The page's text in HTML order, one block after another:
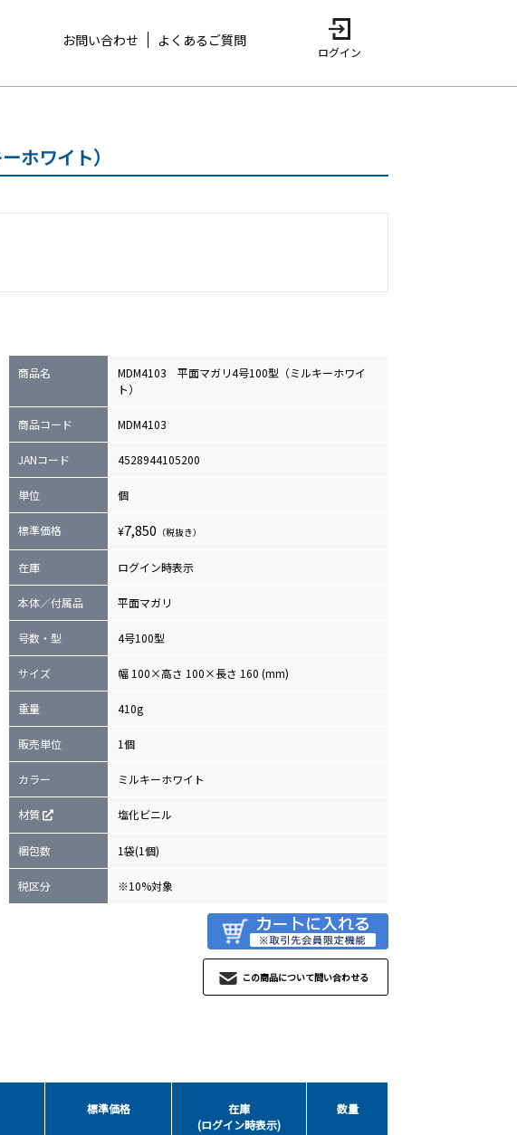
お問い合わせ よくあるご質問
ログイン
ホワイト）
商品名
MDM4103 平面マガリ4号100型（ミルキーホワイ
ト）
商品コード MDM4103
JANコード 4528944105200
単位 個
標準価格 ¥7,850 （税抜き）
在庫 ログイン時表示
本体／付属品 平面マガリ
号数・型 4号100型
サイズ 幅 100×高さ 100×長さ 160 (mm)
重量 410g
販売単位 1個
カラー ミルキーホワイト
材質 塩化ビニル
梱包数 1袋(1個)
税区分 ※10%対象
この商品について問い合わせる
標準価格
在庫
(ログイン時表示)
数量